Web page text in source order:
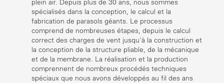
plein air. Depuis plus de 30 ans, nous sommes
spécialisés dans la conception, le calcul et la
fabrication de parasols géants. Le processus
comprend de nombreuses étapes, depuis le calcul
correct des charges de vent jusqu'à la construction et
la conception de la structure pliable, de la mécanique
et de la membrane. La réalisation et la production
comprennent de nombreux procédés techniques
spéciaux que nous avons développés au fil des ans